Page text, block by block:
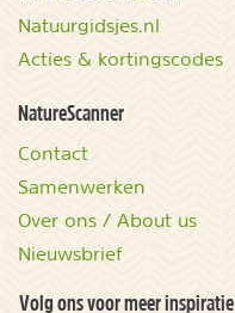
Natuurgidsjes.nl
Acties & kortingscodes
NatureScanner
Contact
Samenwerken
Over ons / About us
Nieuwsbrief
Volg ons voor meer inspiratie